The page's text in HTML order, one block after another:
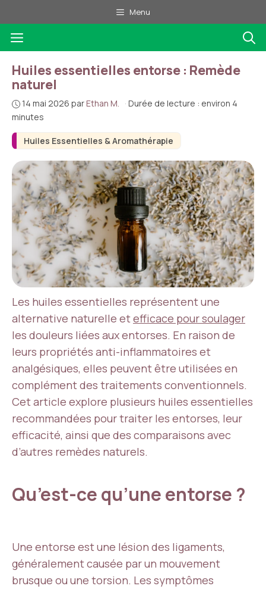
au
contenu
Menu
Menu
Huiles Essentielles & Aromathérapie
Huiles essentielles entorse : Remède
naturel
14 mai 2026 parEthan M. · Durée de lecture : environ 4
minutes
Les huiles essentielles représentent une
alternative naturelle etefficace pour soulager
les douleurs liées aux entorses. En raison de
leurs propriétés anti-inflammatoires et
analgésiques, elles peuvent être utilisées en
complément des traitements conventionnels.
Cet article explore plusieurs huiles essentielles
recommandées pour traiter les entorses, leur
efficacité, ainsi que des comparaisons avec
d’autres remèdes naturels.
Qu’est-ce qu’une entorse ?
Une entorse est une lésion des ligaments,
généralement causée par un mouvement
brusque ou une torsion. Les symptômes